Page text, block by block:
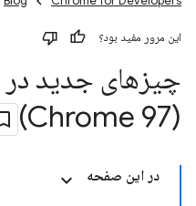
این مرور مفید بود؟
چیزهای جدید در Dev
(Chrome 97)
در این صفحه